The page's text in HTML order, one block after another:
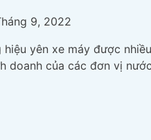
9, 2022
hiệu yên xe máy được
doanh của các đơn vị